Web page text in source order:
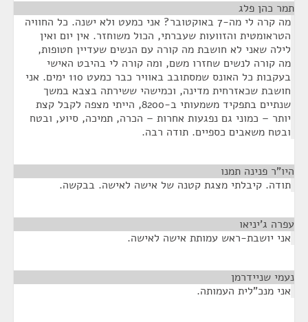
תמר כהן פלג
מה קרה לי מה-7 באוקטובר? אני כמעט ולא ישנה. כל החוויה
הטראומטית והזוועות שעברתי, הכול משוחזר. אין יום ואין
לילה שאני לא חושבת מה קורה עם הנשים שעדיין חטופות,
מה קורה לנשים שחזרו משם, ומה קורה לי בהיבט האישי
בעקבות כל האונס שמסתובב באוויר כבר כמעט 110 ימים. אני
חושבת שכאזרחית מדינה, וכמישהי ששירתה בצבא במשך
שנתיים בתפקיד משמעותי ב-8200, הייתי מצפה לקבל קצת
יותר – כמוני גם נפגעות אחרות – הכרה, תמיכה, סיוע, ובטח
ובטח משאבים כספיים. תודה רבה.
היו"ר פנינה תמנו
תודה. קיבלתי מצגת קטנה של אישה לאישה. בבקשה.
עפרה ג'יניאו
אני יושבת-ראש עמותת אישה לאישה.
נעמי שניידרמן
אני מנכ"לית העמותה.